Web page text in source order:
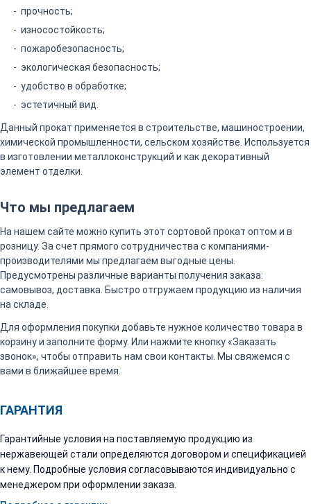
прочность;
износостойкость;
пожаробезопасность;
экологическая безопасность;
удобство в обработке;
эстетичный вид.
Данный прокат применяется в строительстве, машиностроении,
химической промышленности, сельском хозяйстве. Используется
в изготовлении металлоконструкций и как декоративный
элемент отделки.
Что мы предлагаем
На нашем сайте можно купить этот сортовой прокат оптом и в
розницу. За счет прямого сотрудничества с компаниями-
производителями мы предлагаем выгодные цены.
Предусмотрены различные варианты получения заказа:
самовывоз, доставка. Быстро отгружаем продукцию из наличия
на складе.
Для оформления покупки добавьте нужное количество товара в
корзину и заполните форму. Или нажмите кнопку «Заказать
звонок», чтобы отправить нам свои контакты. Мы свяжемся с
вами в ближайшее время.
ГАРАНТИЯ
Гарантийные условия на поставляемую продукцию из
нержавеющей стали определяются договором и спецификацией
к нему. Подробные условия согласовываются индивидуально с
менеджером при оформлении заказа.